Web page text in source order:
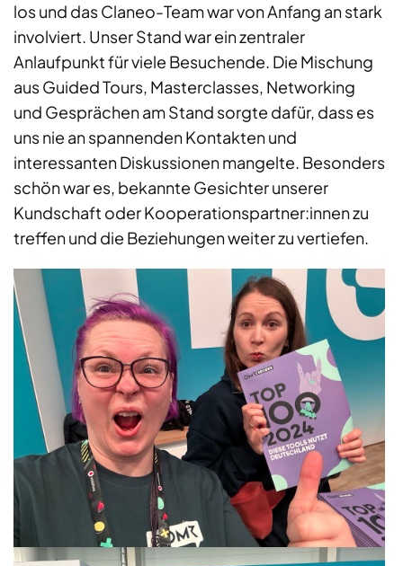
los und das Claneo-Team war von Anfang an stark
involviert. Unser Stand war ein zentraler
Anlaufpunkt für viele Besuchende. Die Mischung
aus Guided Tours, Masterclasses, Networking
und Gesprächen am Stand sorgte dafür, dass es
uns nie an spannenden Kontakten und
interessanten Diskussionen mangelte. Besonders
schön war es, bekannte Gesichter unserer
Kundschaft oder Kooperationspartner:innen zu
treffen und die Beziehungen weiter zu vertiefen.